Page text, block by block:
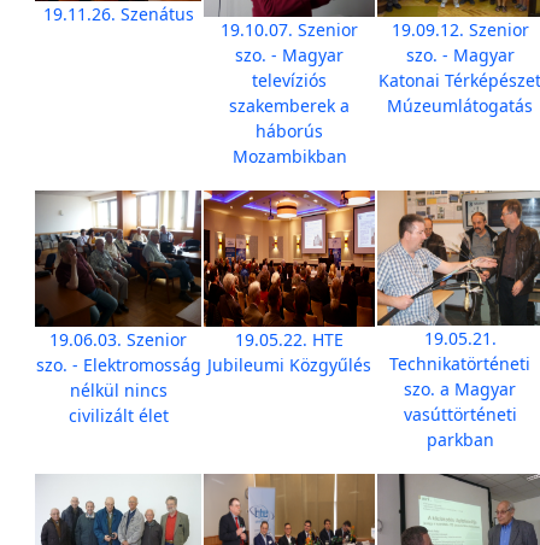
19.11.26. Szenátus
19.10.07. Szenior
szo. - Magyar
televíziós
szakemberek a
háborús
Mozambikban
19.09.12. Szenior
szo. - Magyar
Katonai Térképészet
Múzeumlátogatás
19.06.03. Szenior
szo. - Elektromosság
nélkül nincs
civilizált élet
19.05.22. HTE
Jubileumi Közgyűlés
19.05.21.
Technikatörténeti
szo. a Magyar
vasúttörténeti
parkban